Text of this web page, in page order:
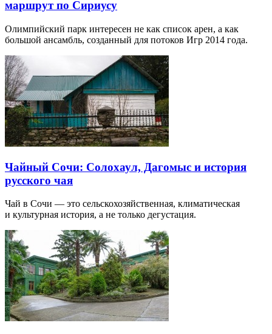
маршрут по Сириусу
Олимпийский парк интересен не как список арен, а как
большой ансамбль, созданный для потоков Игр 2014 года.
Чайный Сочи: Солохаул, Дагомыс и история
русского чая
Чай в Сочи — это сельскохозяйственная, климатическая
и культурная история, а не только дегустация.